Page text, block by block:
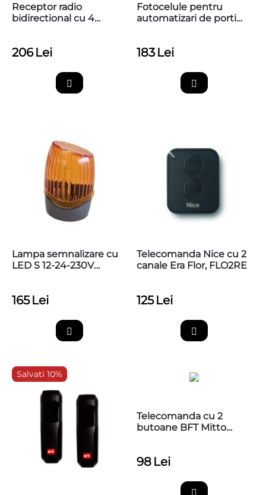
Receptor radio
bidirectional cu 4
206 Lei
Fotocelule pentru
automatizari de porti
183 Lei
Lampa semnalizare cu
LED S 12-24-230V
165 Lei
Telecomanda Nice cu 2
canale Era Flor, FLO2RE
125 Lei
Salvati 10%
Telecomanda cu 2
butoane BFT Mitto
98 Lei